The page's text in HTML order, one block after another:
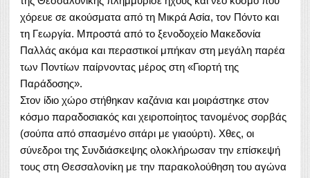
χόρευε σε ακούσματα από τη Μικρά Ασία, τον Πόντο και
τη Γεωργία. Μπροστά από το ξενοδοχείο Μακεδονία
Παλλάς ακόμα και περαστικοί μπήκαν στη μεγάλη παρέα
των Ποντίων παίρνοντας μέρος στη «Γιορτή της
Παράδοσης».
Στον ίδιο χώρο στήθηκαν καζάνια και μοιράστηκε στον
κόσμο παραδοσιακός και χειροποίητος τανομένος σορβάς
(σούπα από σπασμένο σιτάρι με γιαούρτι). Χθες, οι
σύνεδροι της Συνδιάσκεψης ολοκλήρωσαν την επίσκεψή
τους στη Θεσσαλονίκη με την παρακολούθηση του αγώνα